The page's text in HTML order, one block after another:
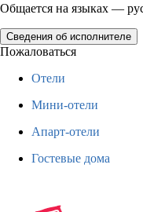
Общается на языках —
Сведения об исполнителе
Пожаловаться
Отели
Мини-отели
Апарт-отели
Гостевые дома